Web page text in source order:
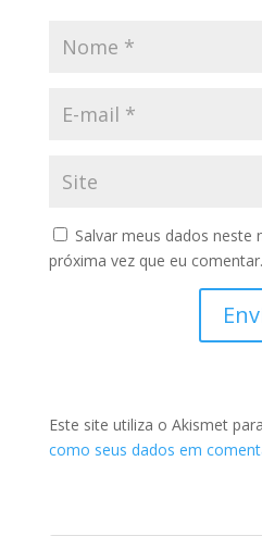
Salvar meus dados neste
próxima vez que eu comentar.
Este site utiliza o Akismet
como seus dados em